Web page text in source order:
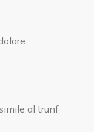
al trunf